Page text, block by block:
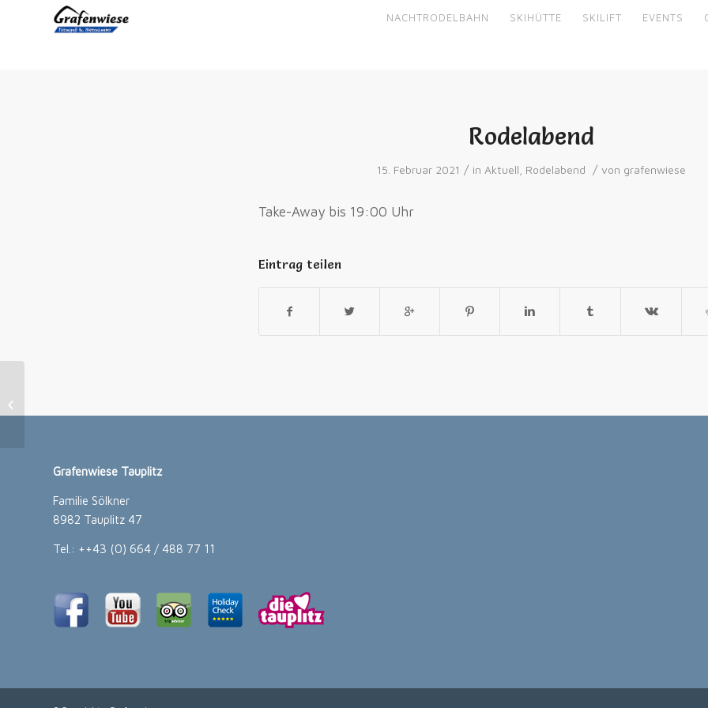
NACHTRODELBAHN SKIHÜTTE SKILIFT EVENTS
Rodelabend
15. Februar 2021 / in Aktuell Rodelabend / von grafenwiese
Take-Away bis 19:00 Uhr
Eintrag teilen
Grafenwiese Tauplitz
Familie Sölkner
8982 Tauplitz 47
Tel.: ++43 (0) 664 / 488 77 11